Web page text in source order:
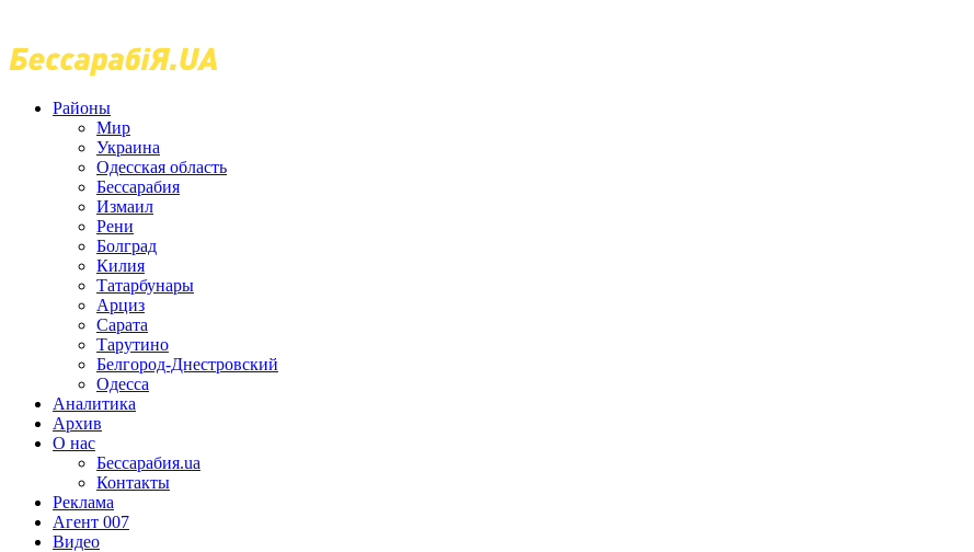
Районы
Мир
Украина
Одесская область
Бессарабия
Измаил
Рени
Болград
Килия
Татарбунары
Арциз
Сарата
Тарутино
Белгород-Днестровский
Одесса
Аналитика
Архив
О нас
Бессарабия.ua
Контакты
Реклама
Агент 007
Видео